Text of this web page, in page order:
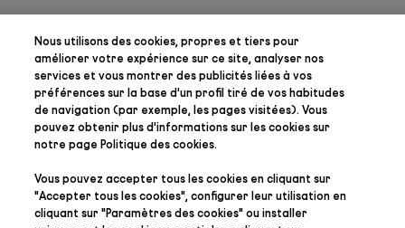
Nous utilisons des cookies, propres et tiers pour
améliorer votre expérience sur ce site, analyser nos
services et vous montrer des publicités liées à vos
préférencessur la base d'un profil tiré de vos habitudes
de navigation (par exemple, les pages visitées). Vous
pouvez obtenir plus d'informations sur les cookies sur
notre pagePolitique des cookies.
Vous pouvez accepter tous les cookies en cliquant sur
"Accepter tous les cookies", configurer leur utilisation en
cliquant sur "Paramètres des cookies" ou installer